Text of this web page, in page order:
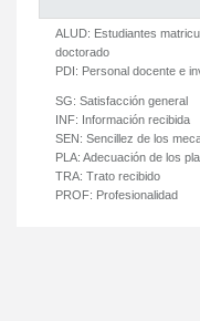
ALUD: Estudiantes
doctorado
PDI: Personal docente e
SG: Satisfacción general
INF: Información recibida
SEN: Sencillez de los
PLA: Adecuación de los
TRA: Trato recibido
PROF: Profesionalidad